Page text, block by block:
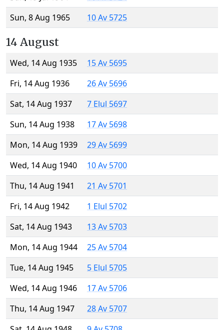
Sun, 8 Aug 1965
10 Av 5725
14 August
Wed, 14 Aug 1935
15 Av 5695
Fri, 14 Aug 1936
26 Av 5696
Sat, 14 Aug 1937
7 Elul 5697
Sun, 14 Aug 1938
17 Av 5698
Mon, 14 Aug 1939
29 Av 5699
Wed, 14 Aug 1940
10 Av 5700
Thu, 14 Aug 1941
21 Av 5701
Fri, 14 Aug 1942
1 Elul 5702
Sat, 14 Aug 1943
13 Av 5703
Mon, 14 Aug 1944
25 Av 5704
Tue, 14 Aug 1945
5 Elul 5705
Wed, 14 Aug 1946
17 Av 5706
Thu, 14 Aug 1947
28 Av 5707